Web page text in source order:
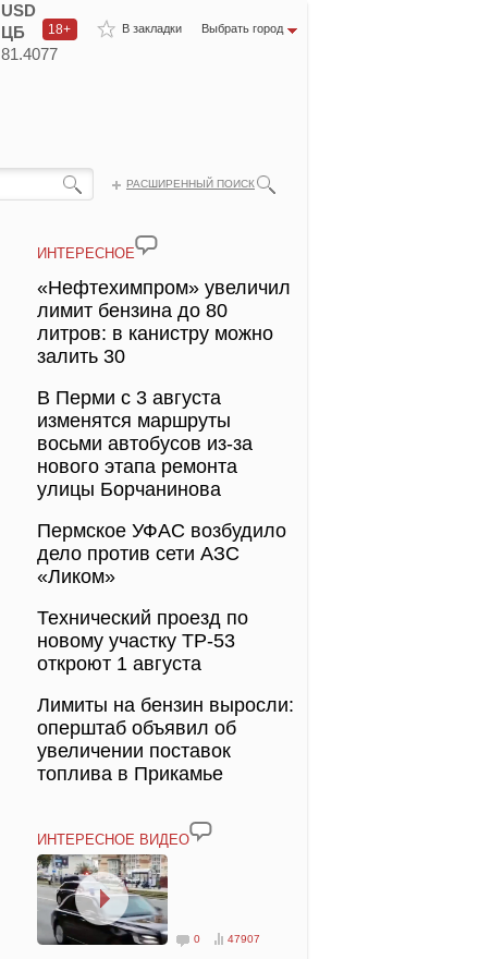
В закладки Выбрать город
18+
USD
ЦБ
81.4077
РАСШИРЕННЫЙ ПОИСК
ИНТЕРЕСНОЕ
«Нефтехимпром» увеличил
лимит бензина до 80
литров: в канистру можно
залить 30
В Перми с 3 августа
изменятся маршруты
восьми автобусов из-за
нового этапа ремонта
улицы Борчанинова
Пермское УФАС возбудило
дело против сети АЗС
«Ликом»
Технический проезд по
новому участку ТР-53
откроют 1 августа
Лимиты на бензин выросли:
оперштаб объявил об
увеличении поставок
топлива в Прикамье
ИНТЕРЕСНОЕ ВИДЕО
0 47907